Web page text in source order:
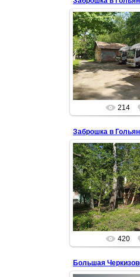
22 Май
Раньше эти
обнесены
недавно его
размещалось
214
Заброшка в
19 Май
Небольшие
что здесь было
420
Большая